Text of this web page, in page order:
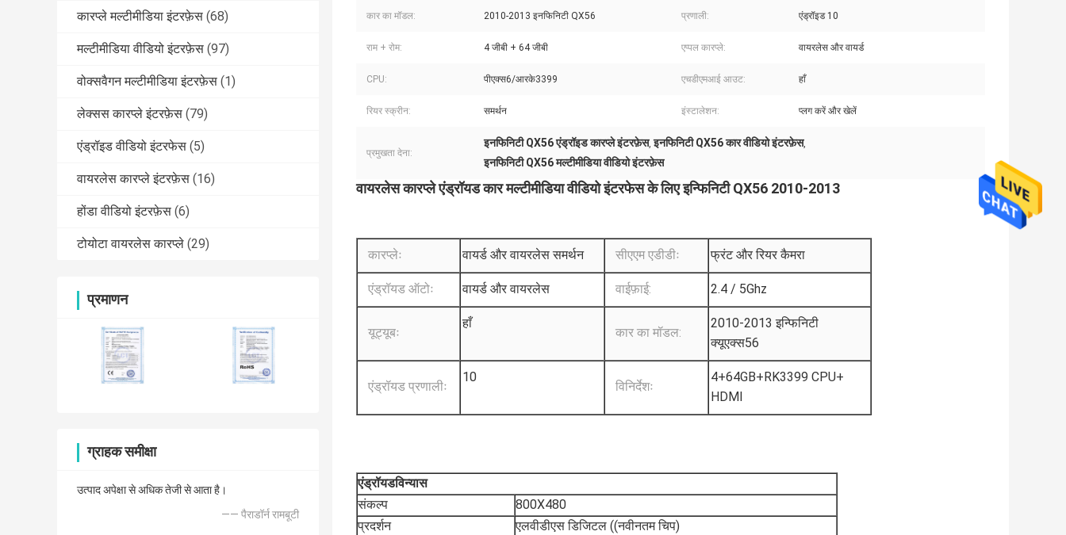
कारप्ले मल्टीमीडिया इंटरफ़ेस (68)
मल्टीमीडिया वीडियो इंटरफ़ेस (97)
वोक्सवैगन मल्टीमीडिया इंटरफ़ेस (1)
लेक्सस कारप्ले इंटरफ़ेस (79)
एंड्रॉइड वीडियो इंटरफेस (5)
वायरलेस कारप्ले इंटरफ़ेस (16)
होंडा वीडियो इंटरफ़ेस (6)
टोयोटा वायरलेस कारप्ले (29)
प्रमाणन
ग्राहक समीक्षा
उत्पाद अपेक्षा से अधिक तेजी से आता है।
—— पैराडॉर्न रामबूटी
कार का मॉडल: 2010-2013 इनफिनिटी QX56 प्रणाली: एंड्रॉइड 10
राम + रोम: 4 जीबी + 64 जीबी एप्पल कारप्ले: वायरलेस और वायर्ड
CPU: पीएक्स6/आरके3399 एचडीएमआई आउट: हाँ
रियर स्क्रीन: समर्थन इंस्टालेशन: प्लग करें और खेलें
प्रमुखता देना:
इनफिनिटी QX56 एंड्रॉइड कारप्ले इंटरफ़ेस,इनफिनिटी QX56 कार वीडियो इंटरफ़ेस,
इनफिनिटी QX56 मल्टीमीडिया वीडियो इंटरफ़ेस
वायरलेस कारप्ले एंड्रॉयड कार मल्टीमीडिया वीडियो इंटरफेस के लिए इन्फिनिटी QX56 2010-2013
कारप्लेः वायर्ड और वायरलेस समर्थन सीएएम एडीडीः फ्रंट और रियर कैमरा
एंड्रॉयड ऑटोः वायर्ड और वायरलेस वाईफ़ाई: 2.4 / 5Ghz
यूट्यूबः
हाँ
कार का मॉडल:
2010-2013 इन्फिनिटी
क्यूएक्स56
एंड्रॉयड प्रणालीः
10
विनिर्देशः
4+64GB+RK3399 CPU+
HDMI
एंड्रॉयडविन्यास
संकल्प
800X480
प्रदर्शन
एलवीडीएस डिजिटल ((नवीनतम चिप)